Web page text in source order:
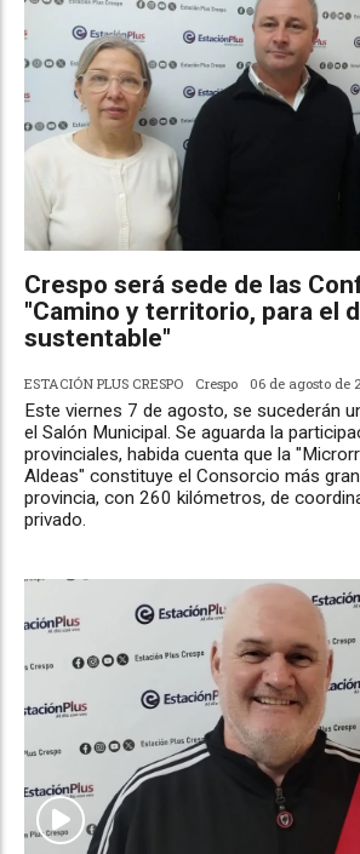
Crespo será sede de las
"Camino y territorio, para el
sustentable"
ESTACIÓN PLUS CRESPO Crespo 06 de agosto de
Este viernes 7 de agosto, se sucederán
el Salón Municipal. Se aguarda la
provinciales, habida cuenta que la
Aldeas" constituye el Consorcio más
provincia, con 260 kilómetros, de
privado.